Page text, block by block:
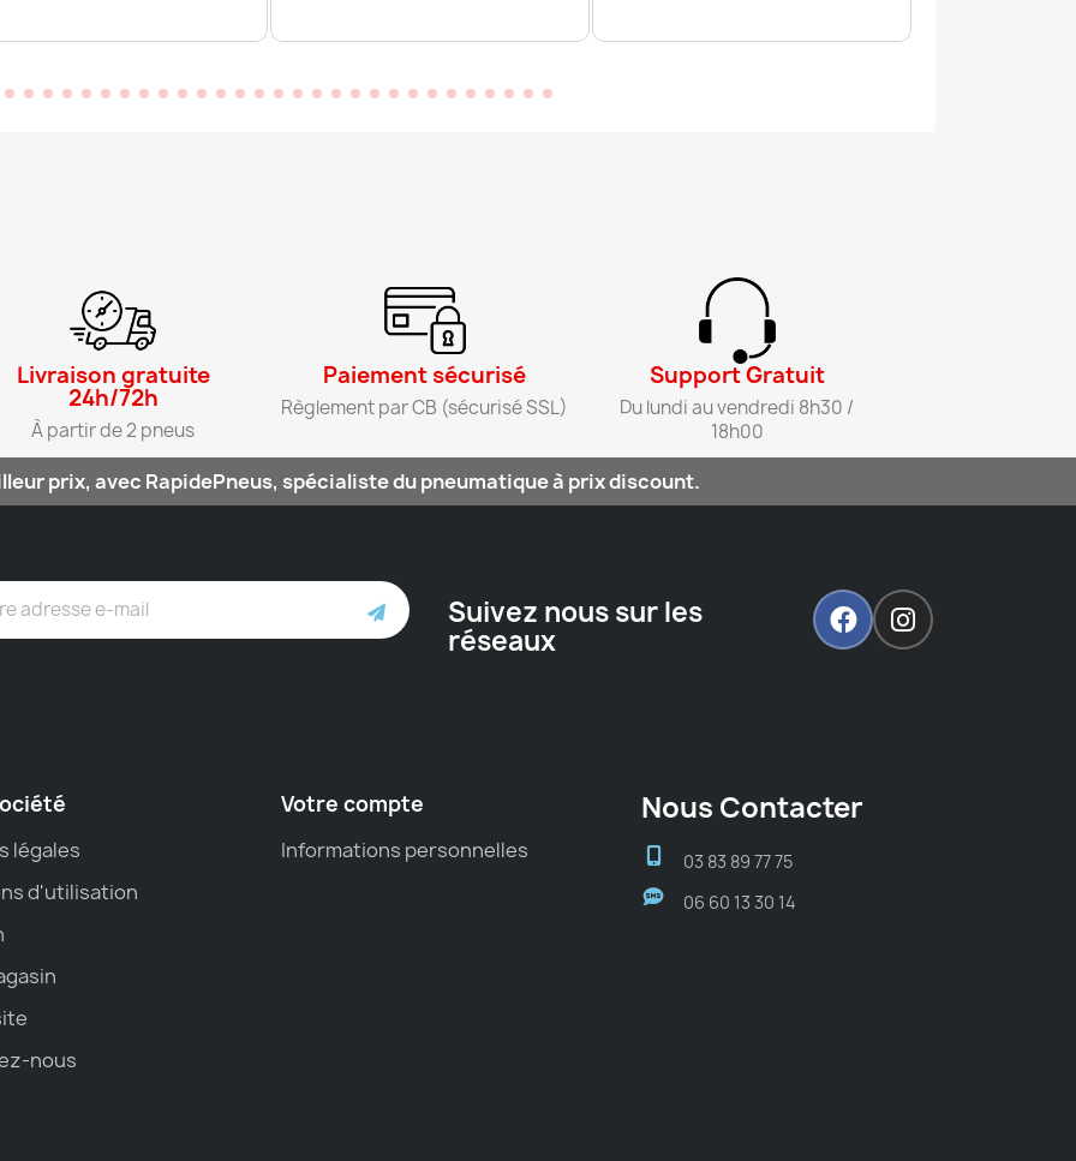
Livraison gratuite
24h/72h​
À partir de 2 pneus​
Paiement sécurisé​
Règlement par CB (sécurisé SSL)​
Support Gratuit​
Du lundi au vendredi 8h30 /
18h00​
prix, avec RapidePneus, spécialiste du pneumatique à prix discount.
Suivez nous sur les
réseaux
légales
d'utilisation
nous
Votre compte
Informations personnelles
Nous Contacter
03 83 89 77 75
06 60 13 30 14